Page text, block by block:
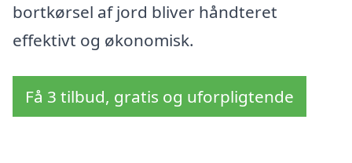
bortkørsel af jord bliver håndteret
effektivt og økonomisk.
Få 3 tilbud, gratis og uforpligtende